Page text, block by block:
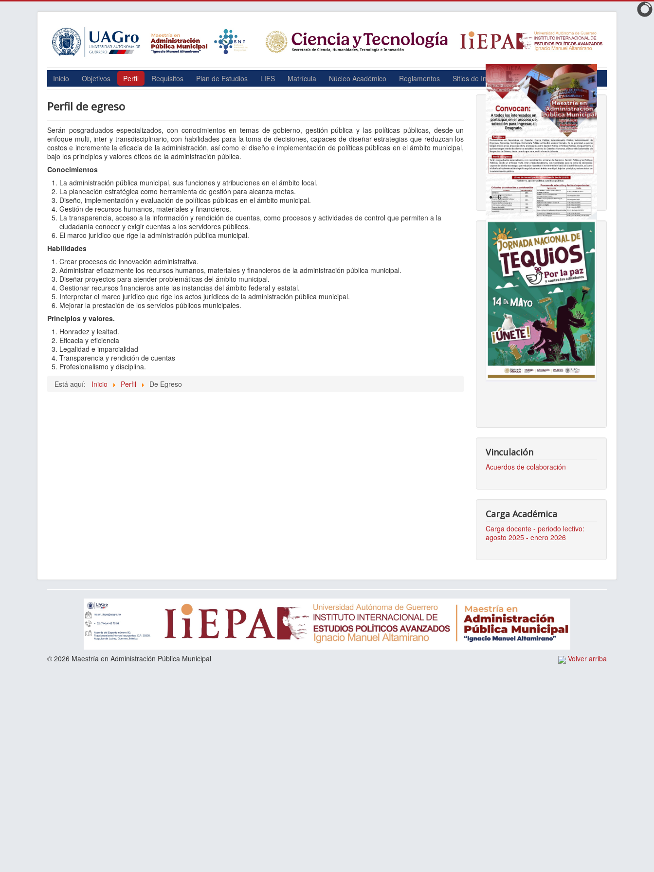
Inicio Objetivos Perfil Requisitos Plan de Estudios LIES Matrícula Núcleo Académico Reglamentos Sitios de Interes Contacto
Perfil de egreso
Serán posgraduados especializados, con conocimientos en temas de gobierno, gestión pública y las políticas públicas, desde un
enfoque multi, inter y transdisciplinario, con habilidades para la toma de decisiones, capaces de diseñar estrategias que reduzcan los
costos e incremente la eficacia de la administración, así como el diseño e implementación de políticas públicas en el ámbito municipal,
bajo los principios y valores éticos de la administración pública.
Conocimientos
La administración pública municipal, sus funciones y atribuciones en el ámbito local.
La planeación estratégica como herramienta de gestión para alcanza metas.
Diseño, implementación y evaluación de políticas públicas en el ámbito municipal.
Gestión de recursos humanos, materiales y financieros.
La transparencia, acceso a la información y rendición de cuentas, como procesos y actividades de control que permiten a la
ciudadanía conocer y exigir cuentas a los servidores públicos.
El marco jurídico que rige la administración pública municipal.
Habilidades
Crear procesos de innovación administrativa.
Administrar eficazmente los recursos humanos, materiales y financieros de la administración pública municipal.
Diseñar proyectos para atender problemáticas del ámbito municipal.
Gestionar recursos financieros ante las instancias del ámbito federal y estatal.
Interpretar el marco jurídico que rige los actos jurídicos de la administración pública municipal.
Mejorar la prestación de los servicios públicos municipales.
Principios y valores.
Honradez y lealtad.
Eficacia y eficiencia
Legalidad e imparcialidad
Transparencia y rendición de cuentas
Profesionalismo y disciplina.
Está aquí:
Inicio Perfil De Egreso
Convocatoria MAPM
0
Retribución Social
Vinculación
Acuerdos de colaboración
Carga Académica
Carga docente - periodo lectivo:
agosto 2025 - enero 2026
Volver arriba
© 2026 Maestría en Administración Pública Municipal